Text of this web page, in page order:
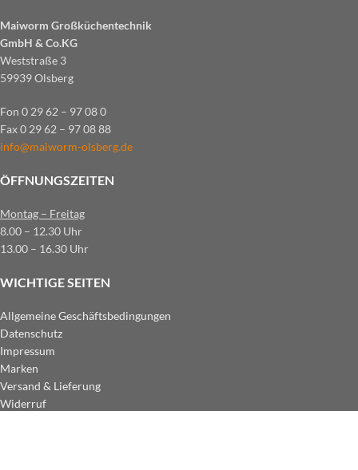
Maiworm Großküchentechnik
GmbH & Co.KG
Weststraße 3
59939 Olsberg
Fon 0 29 62 – 97 08 0
Fax 0 29 62 – 97 08 88
info@maiworm-olsberg.de
ÖFFNUNGSZEITEN
Montag – Freitag
8.00 – 12.30 Uhr
13.00 – 16.30 Uhr
WICHTIGE SEITEN
Allgemeine Geschäftsbedingungen
Datenschutz
Impressum
Marken
Versand & Lieferung
Widerruf